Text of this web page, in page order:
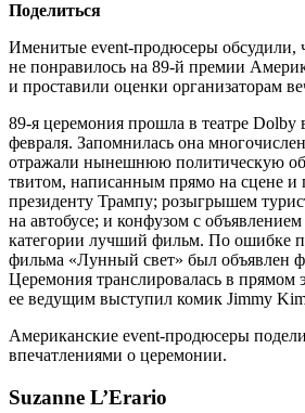
Поделиться
Именитые event-продюсеры обсудили,
не понравилось на 89-й премии
и проставили оценки организаторам
89-я церемония прошла в театре
февраля. Запомнилась она
отражали нынешнюю политическую
твитом, написанным прямо на сцене
президенту Трампу; розыгрышем
на автобусе; и конфузом с
категории лучший фильм. По ошибке
фильма «Лунный свет» был объявлен
Церемония транслировалась в прямом
ее ведущим выступил комик Jimmy
Американские event-продюсеры
впечатлениями о церемонии.
Suzanne L’Erario